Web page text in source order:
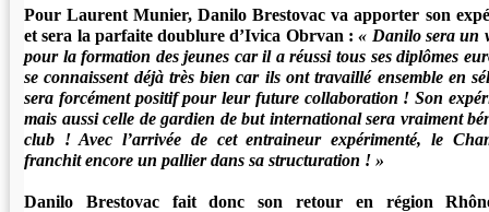
Pour Laurent Munier, Danilo Brestovac va apporter son
et sera la parfaite doublure d’Ivica Obrvan :« Danilo sera un
pour la formation des jeunes car il a réussi tous ses diplômes
se connaissent déjà très bien car ils ont travaillé ensemble en
sera forcément positif pour leur future collaboration ! Son
mais aussi celle de gardien de but international sera vraiment
club ! Avec l’arrivée de cet entraineur expérimenté, le
franchit encore un pallier dans sa structuration ! »
Danilo Brestovac fait donc son retour en région